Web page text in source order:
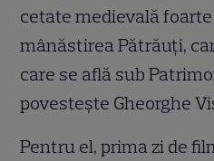
cetate medievală
mânăstirea Pătrăuţi,
care se află sub
povesteşte Gheorghe
Pentru el, prima zi de